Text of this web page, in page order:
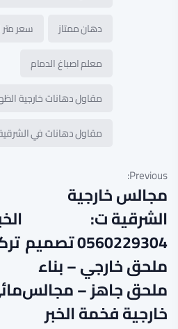
دهان ممتاز
سعر
معلم اصباغ الدمام
مقاول دهانات خارجية
مقاول دهانات في
Previous:
مجالس خارجية
الشرقية ت:
0560229304 تصميم
ملحق خارجي – بناء
ملحق جاهز – مجالس
خارجية فخمة الخبر